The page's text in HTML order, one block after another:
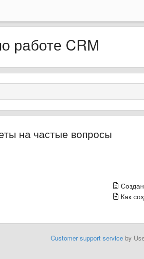
работе CRM
на частые вопросы
Как
Customer support service by